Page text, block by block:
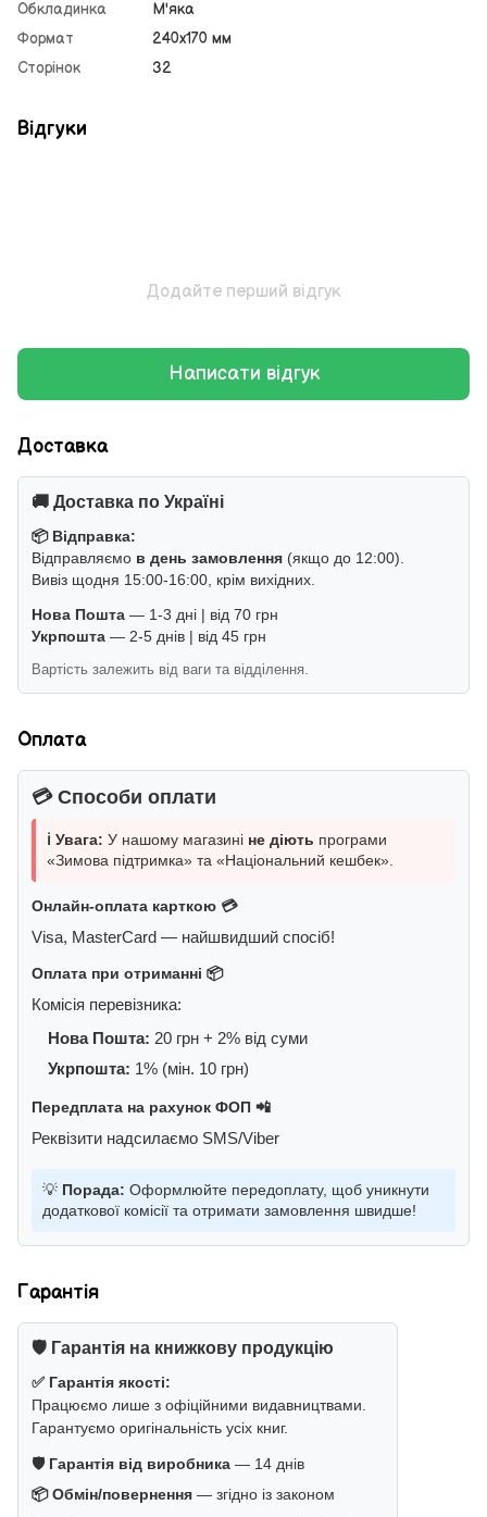
Обкладинка
М'яка
Формат
240х170 мм
Сторінок
32
Відгуки
Додайте перший відгук
Написати відгук
Доставка
🚚 Доставка по Україні
📦 Відправка:
Відправляємо в день замовлення (якщо до 12:00).
Вивіз щодня 15:00-16:00, крім вихідних.
Нова Пошта — 1-3 дні | від 70 грн
Укрпошта — 2-5 днів | від 45 грн
Вартість залежить від ваги та відділення.
Оплата
💳 Способи оплати
ℹ️ Увага: У нашому магазині не діють програми
«Зимова підтримка» та «Національний кешбек».
Онлайн-оплата карткою 💳
Visa, MasterCard — найшвидший спосіб!
Оплата при отриманні 📦
Комісія перевізника:
Нова Пошта: 20 грн + 2% від суми
Укрпошта: 1% (мін. 10 грн)
Передплата на рахунок ФОП 📲
Реквізити надсилаємо SMS/Viber
💡 Порада: Оформлюйте передоплату, щоб уникнути
додаткової комісії та отримати замовлення швидше!
Гарантія
🛡️ Гарантія на книжкову продукцію
✅ Гарантія якості:
Працюємо лише з офіційними видавництвами.
Гарантуємо оригінальність усіх книг.
🛡️ Гарантія від виробника — 14 днів
📦 Обмін/повернення — згідно із законом